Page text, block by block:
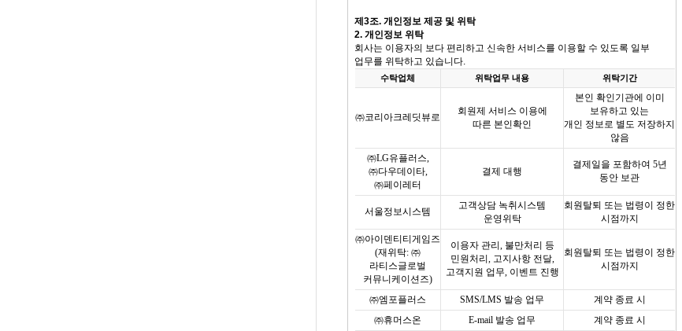
제 3조. 개인정보 제공 및 위탁
2. 개인정보 위탁
회사는 이용자의 보다 편리하고 신속한 서비스를 이용할 수 있도록 일부
업무를 위탁하고 있습니다.
수탁업체 위탁업무 내용 위탁기간
㈜코리아크레딧뷰로
회원제 서비스 이용에
따른 본인확인
본인 확인기관에 이미
보유하고 있는
개인 정보로 별도 저장하지
않음
㈜LG유플러스,
㈜다우데이타,
㈜페이레터
결제 대행
결제일을 포함하여 5년
동안 보관
서울정보시스템
고객상담 녹취시스템
운영위탁
회원탈퇴 또는 법령이 정한
시점까지
㈜아이덴티티게임즈
(재위탁:㈜
라티스글로벌
커뮤니케이션즈)
이용자 관리 , 불만처리 등
민원처리 , 고지사항 전달,
고객지원 업무, 이벤트 진행
회원탈퇴 또는 법령이 정한
시점까지
㈜엠포플러스 SMS/LMS 발송 업무
계약 종료 시
㈜휴머스온
E-mail 발송 업무
계약 종료 시